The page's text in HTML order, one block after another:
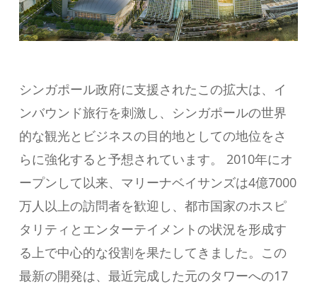
シンガポール政府に支援されたこの拡大は、イ
ンバウンド旅行を刺激し、シンガポールの世界
的な観光とビジネスの目的地としての地位をさ
らに強化すると予想されています。 2010年にオ
ープンして以来、マリーナベイサンズは4億7000
万人以上の訪問者を歓迎し、都市国家のホスピ
タリティとエンターテイメントの状況を形成す
る上で中心的な役割を果たしてきました。この
最新の開発は、最近完成した元のタワーへの17